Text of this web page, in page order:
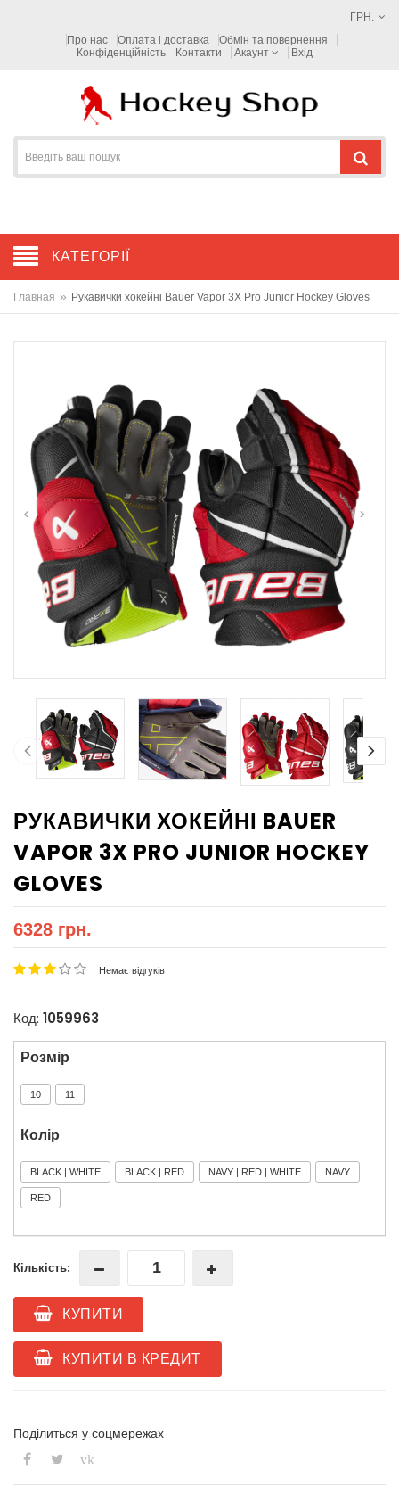
ГРН.
Про нас
Оплата і доставка
Обмін та повернення
Конфіденційність
Контакти Акаунт Вхід
КАТЕГОРІЇ
Главная » Рукавички хокейні Bauer Vapor 3X Pro Junior Hockey Gloves
РУКАВИЧКИ ХОКЕЙНІ BAUER
VAPOR 3X PRO JUNIOR HOCKEY
GLOVES
6328 грн.
Немає відгуків
Код: 1059963
Розмір
10 11
Колір
BLACK | WHITE BLACK | RED NAVY | RED | WHITE NAVY
RED
Кількість:
КУПИТИ
КУПИТИ В КРЕДИТ
Поділиться у соцмережах
vk